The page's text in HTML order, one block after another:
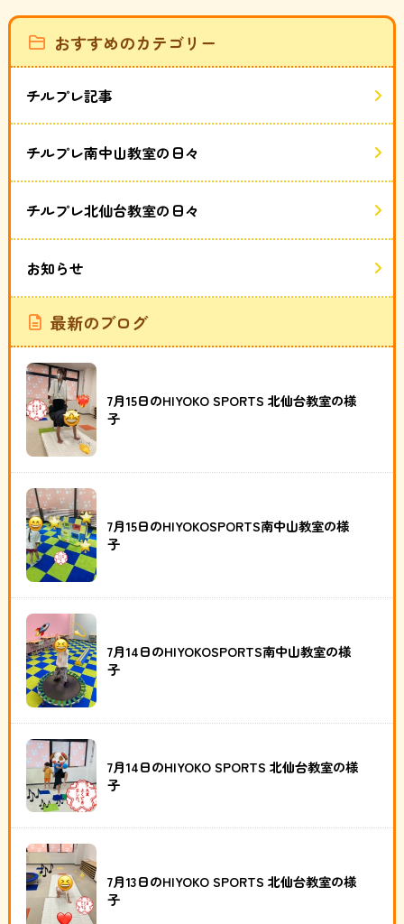
おすすめのカテゴリー
チルプレ記事
チルプレ南中山教室の日々
チルプレ北仙台教室の日々
お知らせ
最新のブログ
7月15日のHIYOKO SPORTS 北仙台教室の様
子
7月15日のHIYOKOSPORTS南中山教室の様
子
7月14日のHIYOKOSPORTS南中山教室の様
子
7月14日のHIYOKO SPORTS 北仙台教室の様
子
7月13日のHIYOKO SPORTS 北仙台教室の様
子